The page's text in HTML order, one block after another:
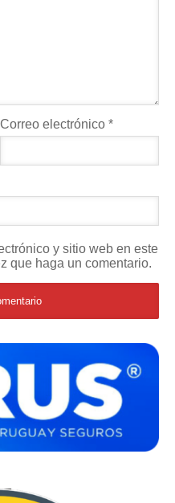
Correo electrónico*
y sitio web en este
que haga un comentario.